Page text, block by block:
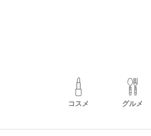
コスメ グルメ